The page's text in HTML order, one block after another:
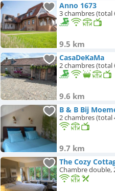
Anno 1673
3 chambres (total
9.5 km
CasaDeKaMa
2 chambres (total
9.6 km
B & B Bij
2 chambres (total
9.7 km
The Cozy
Chambre double,